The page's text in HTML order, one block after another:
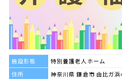
施設形態
特別養護老人ホーム
住所
神奈川県 鎌倉市 由比ガ